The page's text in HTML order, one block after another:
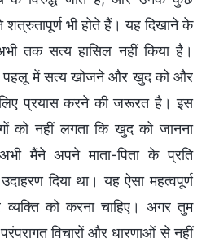
शत्रुतापूर्ण भी होते हैं। यह दिखाने के
तक सत्य हासिल नहीं किया है।
पहलू में सत्य खोजने और खुद को और
प्रयास करने की जरूरत है। इस
को नहीं लगता कि खुद को जानना
मैंने अपने माता-पिता के प्रति
दिया था। यह ऐसा महत्वपूर्ण
को करना चाहिए। अगर तुम
विचारों और धारणाओं से नहीं